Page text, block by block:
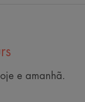
e amanhã.